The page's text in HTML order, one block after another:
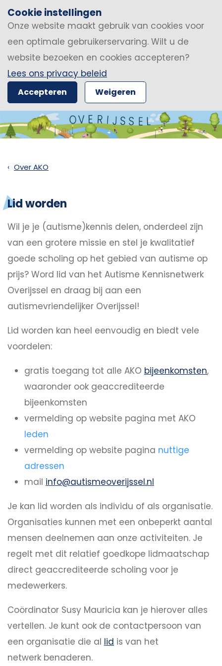
Cookie instellingen
Onze website maakt gebruik van cookies voor
een optimale gebruikerservaring. Wilt u de
website bezoeken en cookies accepteren?
Lees ons privacy beleid
Accepteren Weigeren
Over AKO
Lid worden
Wil je je (autisme)kennis delen, onderdeel zijn
van een grotere missie en stel je kwalitatief
goede scholing op het gebied van autisme op
prijs? Word lid van het Autisme Kennisnetwerk
Overijssel en draag bij aan een
autismevriendelijker Overijssel!
Lid worden kan heel eenvoudig en biedt vele
voordelen:
gratis toegang tot alle AKO bijeenkomsten,
waaronder ook geaccrediteerde
bijeenkomsten
vermelding op website pagina met AKO
leden
vermelding op website pagina nuttige
adressen
mail info@autismeoverijssel.nl
Je kan lid worden als individu of als organisatie.
Organisaties kunnen met een onbeperkt aantal
mensen deelnemen aan onze activiteiten. Je
regelt met dit relatief goedkope lidmaatschap
direct geaccrediteerde scholing voor je
medewerkers.
Coördinator Susy Mauricia kan je hierover alles
vertellen. Je kunt ook de contactpersoon van
een organisatie die al lid is van het
netwerk benaderen.